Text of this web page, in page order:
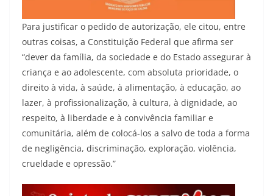
Para justificar o pedido de autorização, ele citou, entre
outras coisas, a Constituição Federal que afirma ser
“dever da família, da sociedade e do Estado assegurar à
criança e ao adolescente, com absoluta prioridade, o
direito à vida, à saúde, à alimentação, à educação, ao
lazer, à profissionalização, à cultura, à dignidade, ao
respeito, à liberdade e à convivência familiar e
comunitária, além de colocá-los a salvo de toda a forma
de negligência, discriminação, exploração, violência,
crueldade e opressão.”